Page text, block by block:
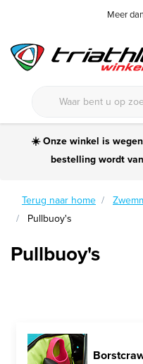
Meer
☀️ Onze winkel is
bestelling wordt
Terug naar home
Pullbuoy's
Pullbuoy's